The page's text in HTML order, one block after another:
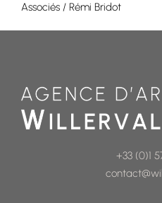
Associés / Rémi Bridot
+33 (0)1